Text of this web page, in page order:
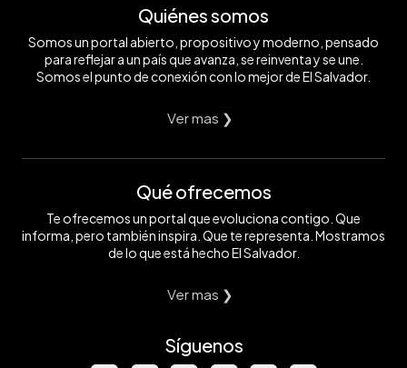
Quiénes somos
Somos un portal abierto, propositivo y moderno, pensado
para reflejar a un país que avanza, se reinventa y se une.
Somos el punto de conexión con lo mejor de El Salvador.
Ver mas ❯
Qué ofrecemos
Te ofrecemos un portal que evoluciona contigo. Que
informa, pero también inspira. Que te representa. Mostramos
de lo que está hecho El Salvador.
Ver mas ❯
Síguenos